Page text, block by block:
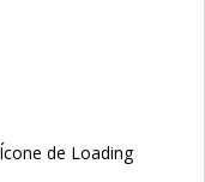
de Loading